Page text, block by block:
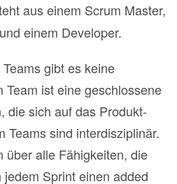
aus einem Scrum Master,
einem Developer.
gibt es keine
Team ist eine geschlossene
die sich auf das Produkt‐
Teams sind interdisziplinär.
über alle Fähigkeiten, die
Sprint einen added